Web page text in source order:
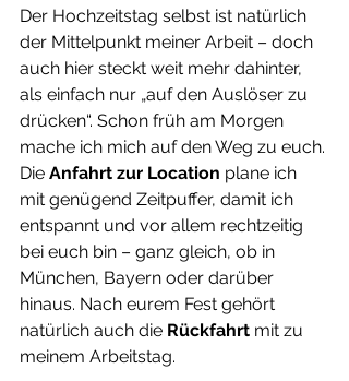
Der Hochzeitstag selbst ist natürlich
der Mittelpunkt meiner Arbeit – doch
auch hier steckt weit mehr dahinter,
als einfach nur „auf den Auslöser zu
drücken“. Schon früh am Morgen
mache ich mich auf den Weg zu euch.
Die Anfahrt zur Location plane ich
mit genügend Zeitpuffer, damit ich
entspannt und vor allem rechtzeitig
bei euch bin – ganz gleich, ob in
München, Bayern oder darüber
hinaus. Nach eurem Fest gehört
natürlich auch die Rückfahrt mit zu
meinem Arbeitstag.